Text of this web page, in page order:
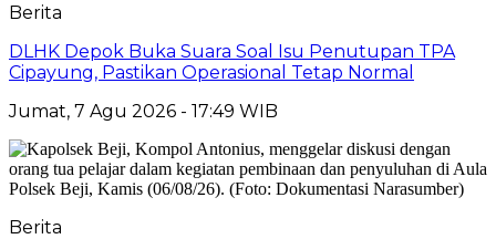
Berita
DLHK Depok Buka Suara Soal Isu Penutupan TPA
Cipayung, Pastikan Operasional Tetap Normal
Jumat, 7 Agu 2026 - 17:49 WIB
Berita